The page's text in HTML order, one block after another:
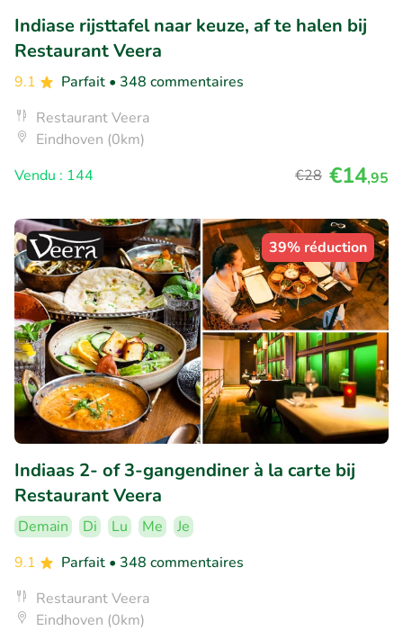
Indiase rijsttafel naar keuze, af te halen bij
Restaurant Veera
9.1 Parfait • 348 commentaires
Restaurant Veera
Eindhoven (0km)
Vendu : 144
€28 €14,95
39% réduction
Indiaas 2- of 3-gangendiner à la carte bij
Restaurant Veera
Demain Di Lu Me
Je
9.1
Parfait • 348 commentaires
Restaurant Veera
Eindhoven (0km)